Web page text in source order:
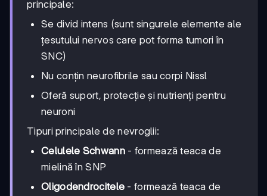
principale:
Se divid intens (sunt singurele elemente ale
țesutului nervos care pot forma tumori în
SNC)
Nu conțin neurofibrile sau corpi Nissl
Oferă suport, protecție și nutrienți pentru
neuroni
Tipuri principale de nevroglii:
Celulele Schwann- formează teaca de
mielină în SNP
Oligodendrocitele - formează teaca de